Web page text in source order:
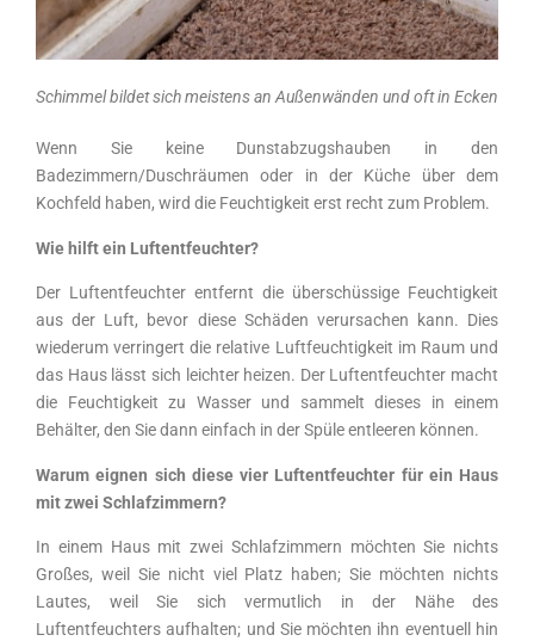
Schimmel bildet sich meistens an Außenwänden und oft in Ecken
Wenn Sie keine Dunstabzugshauben in den
Badezimmern/Duschräumen oder in der Küche über dem
Kochfeld haben, wird die Feuchtigkeit erst recht zum Problem.
Wie hilft ein Luftentfeuchter?
Der Luftentfeuchter entfernt die überschüssige Feuchtigkeit
aus der Luft, bevor diese Schäden verursachen kann. Dies
wiederum verringert die relative Luftfeuchtigkeit im Raum und
das Haus lässt sich leichter heizen. Der Luftentfeuchter macht
die Feuchtigkeit zu Wasser und sammelt dieses in einem
Behälter, den Sie dann einfach in der Spüle entleeren können.
Warum eignen sich diese vier Luftentfeuchter für ein Haus
mit zwei Schlafzimmern?
In einem Haus mit zwei Schlafzimmern möchten Sie nichts
Großes, weil Sie nicht viel Platz haben; Sie möchten nichts
Lautes, weil Sie sich vermutlich in der Nähe des
Luftentfeuchters aufhalten; und Sie möchten ihn eventuell hin